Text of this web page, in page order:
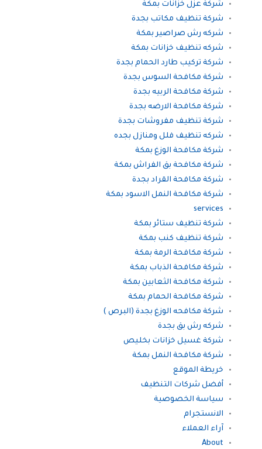
شركة عزل خزانات بمكة
شركة تنظيف مكاتب بجدة
شركه رش صراصير بمكة
شركه تنظيف خزانات بمكة
شركة تركيب طارد الحمام بجدة
شركة مكافحة السوس بجدة
شركة مكافحة الربيه بجدة
شركة مكافحة الارضه بجدة
شركة تنظيف مفروشات بجدة
شركه تنظيف فلل ومنازل بجده
شركة مكافحة الوزغ بمكة
شركة مكافحة بق الفراش بمكة
شركة مكافحة القراد بجدة
شركة مكافحة النمل الاسود بمكة
services
شركة تنظيف ستائر بمكة
شركة تنظيف كنب بمكة
شركة مكافحة الرمة بمكة
شركة مكافحة الذباب بمكة
شركة مكافحة الثعابين بمكة
شركة مكافحة الحمام بمكة
شركة مكافحه الوزغ بجدة (البرص )
شركه رش بق بجدة
شركة غسيل خزانات بخليص
شركة مكافحة النمل بمكة
خريطة الموقع
أفضل شركات التنظيف
سياسة الخصوصية
الانستجرام
آراء العملاء
About